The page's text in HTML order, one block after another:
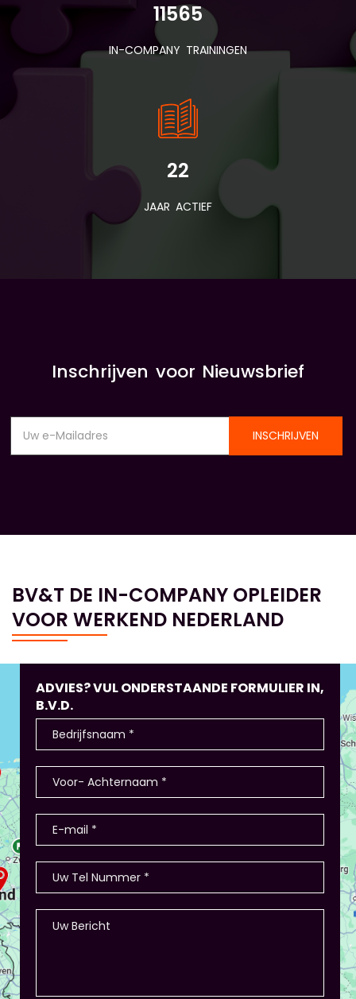
11565
IN-COMPANY TRAININGEN
22
JAAR ACTIEF
Inschrijven voor Nieuwsbrief
INSCHRIJVEN
BV&T DE IN-COMPANY OPLEIDER
VOOR WERKEND NEDERLAND
ADVIES? VUL ONDERSTAANDE FORMULIER IN,
B.V.D.